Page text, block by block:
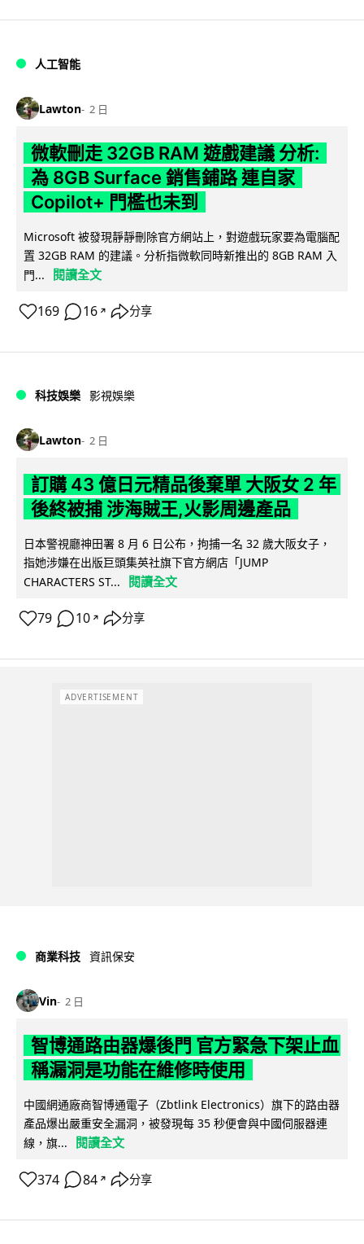
人工智能
Lawton 2 日
微軟刪走 32GB RAM 遊戲建議 分析:
為 8GB Surface 銷售鋪路 連自家
Copilot+ 門檻也未到
Microsoft 被發現靜靜刪除官方網站上，對遊戲玩家要為電腦配
置 32GB RAM 的建議。分析指微軟同時新推出的 8GB RAM 入
門...
閱讀全文
169 16 ↗ 分享
科技娛樂 影視娛樂
Lawton 2 日
訂購 43 億日元精品後棄單 大阪女 2 年
後終被捕 涉海賊王,火影周邊產品
日本警視廳神田署 8 月 6 日公布，拘捕一名 32 歲大阪女子，
指她涉嫌在出版巨頭集英社旗下官方網店「JUMP
CHARACTERS ST...
閱讀全文
79 10 ↗ 分享
ADVERTISEMENT
商業科技 資訊保安
Vin 2 日
智博通路由器爆後門 官方緊急下架止血
稱漏洞是功能在維修時使用
中國網通廠商智博通電子（Zbtlink Electronics）旗下的路由器
產品爆出嚴重安全漏洞，被發現每 35 秒便會與中國伺服器連
線，旗...
閱讀全文
374 84 ↗ 分享